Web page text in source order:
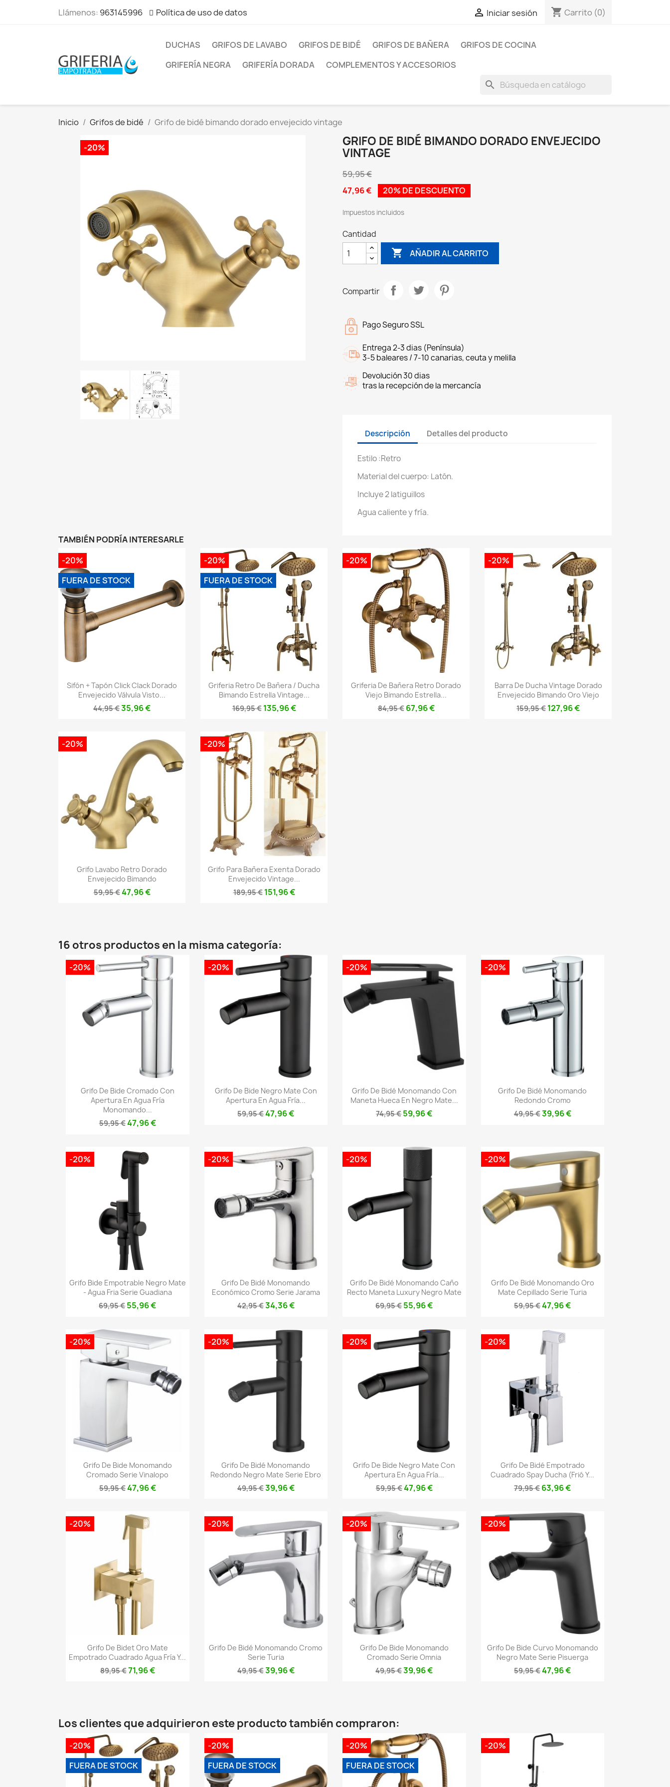
Llámenos: 963145996 Política de uso de datos  Iniciar sesión shopping_cart Carrito (0)
DUCHAS GRIFOS DE LAVABO GRIFOS DE BIDÉ GRIFOS DE BAÑERA
GRIFOS DE COCINA
GRIFERÍA NEGRA
GRIFERÍA DORADA COMPLEMENTOS Y ACCESORIOS
search
Inicio Grifos de bidé Grifo de bidé bimando dorado envejecido vintage
-20%
GRIFO DE BIDÉ BIMANDO DORADO ENVEJECIDO
VINTAGE
59,95 €
47,96 €
20% DE DESCUENTO
Impuestos incluidos
Cantidad
 AÑADIR AL CARRITO
Compartir
Pago Seguro SSL
Entrega 2-3 dias (Península)
3-5 baleares / 7-10 canarias, ceuta y melilla
Devolución 30 dias
tras la recepción de la mercancía
Descripción Detalles del producto
Estilo :Retro
Material del cuerpo: Latón.
Incluye 2 latiguillos
Agua caliente y fría.
TAMBIÉN PODRÍA INTERESARLE
Vista rápida
Sifón + Tapón Click Clack Dorado
Envejecido Válvula Visto...
44,95 €35,96 €
-20%
FUERA DE STOCK
Vista rápida
Griferia Retro De Bañera / Ducha
Bimando Estrella Vintage...
169,95 € 135,96 €
-20%
FUERA DE STOCK
 Vista rápida
Griferia De Bañera Retro Dorado
Viejo Bimando Estrella...
84,95 € 67,96 €
-20%
Vista rápida
Barra De Ducha Vintage Dorado
Envejecido Bimando Oro Viejo
159,95 € 127,96 €
-20%
Vista rápida
Grifo Lavabo Retro Dorado
Envejecido Bimando
59,95 €47,96 €
-20%
Vista rápida
Grifo Para Bañera Exenta Dorado
Envejecido Vintage...
189,95 € 151,96 €
-20%
16 otros productos en la misma categoría:
 Vista rápida
Grifo De Bide Cromado Con
Apertura En Agua Fría
Monomando...
59,95 €47,96 €
-20%
Vista rápida
Grifo De Bide Negro Mate Con
Apertura En Agua Fría...
59,95 €47,96 €
-20%
Vista rápida
Grifo De Bidé Monomando Con
Maneta Hueca En Negro Mate...
74,95 €59,96 €
-20%
Vista rápida
Grifo De Bidé Monomando
Redondo Cromo
49,95 €39,96 €
-20%
Vista rápida
Grifo Bide Empotrable Negro Mate
- Agua Fria Serie Guadiana
69,95 €55,96 €
-20%
Vista rápida
Grifo De Bidé Monomando
Económico Cromo Serie Jarama
42,95 €34,36 €
-20%
Vista rápida
Grifo De Bidé Monomando Caño
Recto Maneta Luxury Negro Mate
69,95 €55,96 €
-20%
Vista rápida
Grifo De Bidé Monomando Oro
Mate Cepillado Serie Turia
59,95 €47,96 €
-20%
Vista rápida
Grifo De Bide Monomando
Cromado Serie Vinalopo
59,95 €47,96 €
-20%
Vista rápida
Grifo De Bidé Monomando
Redondo Negro Mate Serie Ebro
49,95 €39,96 €
-20%
Vista rápida
Grifo De Bide Negro Mate Con
Apertura En Agua Fría...
59,95 €47,96 €
-20%
Vista rápida
Grifo De Bidé Empotrado
Cuadrado Spay Ducha (frió Y...
79,95 €63,96 €
-20%
Vista rápida
Grifo De Bidet Oro Mate
Empotrado Cuadrado Agua Fría Y...
89,95 €71,96 €
-20%
Vista rápida
Grifo De Bidé Monomando Cromo
Serie Turia
49,95 €39,96 €
-20%
Vista rápida
Grifo De Bide Monomando
Cromado Serie Omnia
49,95 €39,96 €
-20%
Vista rápida
Grifo De Bide Curvo Monomando
Negro Mate Serie Pisuerga
59,95 €47,96 €
-20%
Los clientes que adquirieron este producto también compraron:
-20%
FUERA DE STOCK
-20%
FUERA DE STOCK
-20%
FUERA DE STOCK
-20%